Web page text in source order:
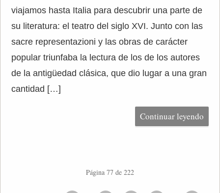
viajamos hasta Italia para descubrir una parte de
su literatura: el teatro del siglo XVI. Junto con las
sacre representazioni y las obras de carácter
popular triunfaba la lectura de los de los autores
de la antigüedad clásica, que dio lugar a una gran
cantidad […]
Continuar leyendo
Página 77 de 222